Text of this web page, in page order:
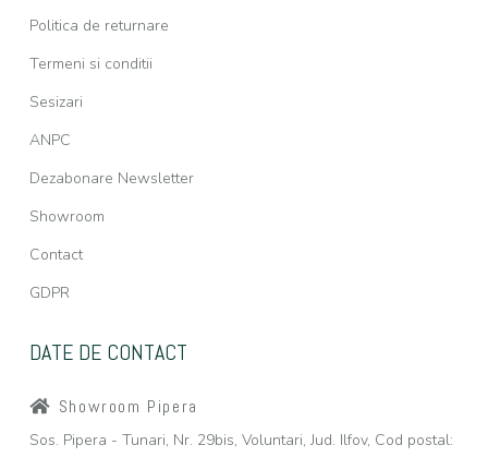
Politica de returnare
Termeni si conditii
Sesizari
ANPC
Dezabonare Newsletter
Showroom
Contact
GDPR
DATE DE CONTACT
Showroom Pipera
Sos. Pipera - Tunari, Nr. 29bis, Voluntari, Jud. Ilfov, Cod postal: